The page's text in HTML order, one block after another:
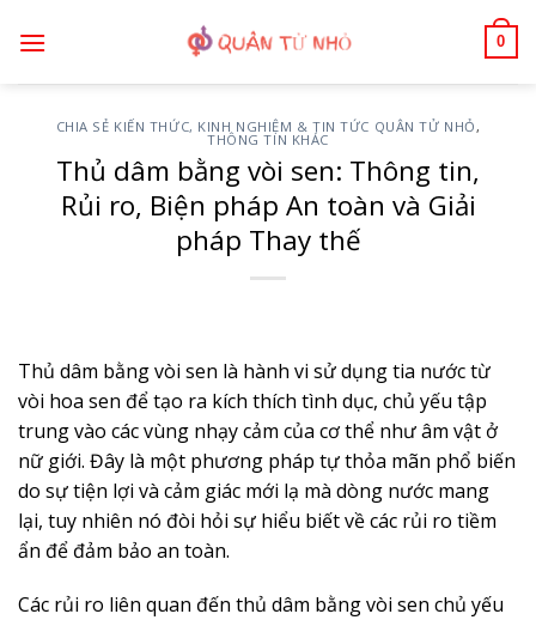
qua
0
CHIA SẺ KIẾN THỨC, KINH NGHIỆM & TIN TỨC QUÂN TỬ NHỎ,
THÔNG TIN KHÁC
Thủ dâm bằng vòi sen: Thông tin,
Rủi ro, Biện pháp An toàn và Giải
pháp Thay thế
Thủ dâm bằng vòi sen là hành vi sử dụng tia nước từ
vòi hoa sen để tạo ra kích thích tình dục, chủ yếu tập
trung vào các vùng nhạy cảm của cơ thể như âm vật ở
nữ giới. Đây là một phương pháp tự thỏa mãn phổ biến
do sự tiện lợi và cảm giác mới lạ mà dòng nước mang
lại, tuy nhiên nó đòi hỏi sự hiểu biết về các rủi ro tiềm
ẩn để đảm bảo an toàn.
Các rủi ro liên quan đến thủ dâm bằng vòi sen chủ yếu